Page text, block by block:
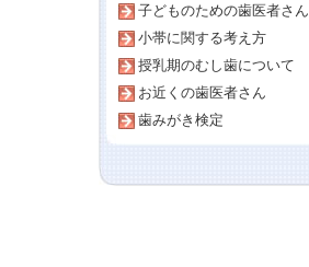
子どものための歯医者さん
小帯に関する考え方
授乳期のむし歯について
お近くの歯医者さん
歯みがき検定